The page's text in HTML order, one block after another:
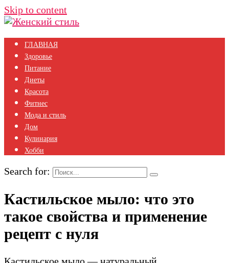
Skip to content
ГЛАВНАЯ
Здоровье
Питание
Диеты
Красота
Фитнес
Мода и стиль
Дом
Кулинария
Хобби
Search for:
Кастильское мыло: что это
такое свойства и применение
рецепт с нуля